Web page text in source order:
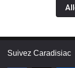
Suivez Caradisiac